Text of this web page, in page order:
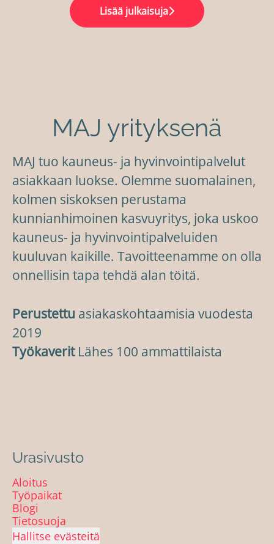
Lisää julkaisuja
MAJ yrityksenä
MAJ tuo kauneus- ja hyvinvointipalvelut
asiakkaan luokse. Olemme suomalainen,
kolmen siskoksen perustama
kunnianhimoinen kasvuyritys, joka uskoo
kauneus- ja hyvinvointipalveluiden
kuuluvan kaikille. Tavoitteenamme on olla
onnellisin tapa tehdä alan töitä.
Perustettu asiakaskohtaamisia vuodesta
2019
Työkaverit Lähes 100 ammattilaista
Urasivusto
Aloitus
Työpaikat
Blogi
Tietosuoja
Hallitse evästeitä